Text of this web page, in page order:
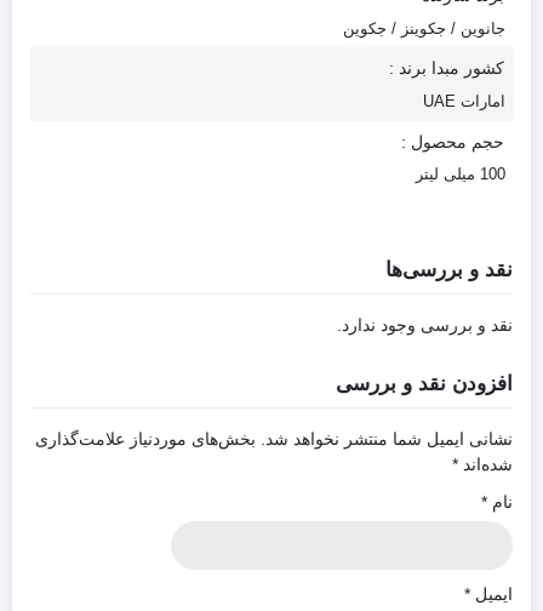
جانوین / جکوینز / جکوین
کشور مبدا برند :
امارات UAE
حجم محصول :
100 میلی لیتر
نقد و بررسی‌ها
نقد و بررسی وجود ندارد.
افزودن نقد و بررسی
نشانی ایمیل شما منتشر نخواهد شد.
بخش‌های موردنیاز علامت‌گذاری
شده‌اند *
نام *
ایمیل *